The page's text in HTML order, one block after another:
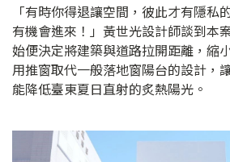
「有時你得退讓空間，彼此才有隱私
有機會進來！」黃世光設計師談到本
始便決定將建築與道路拉開距離，縮
用推窗取代一般落地窗陽台的設計，
能降低臺東夏日直射的炙熱陽光。